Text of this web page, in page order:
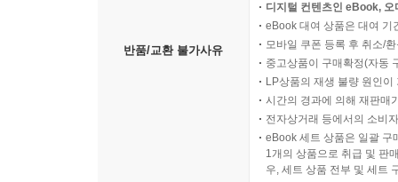
반품/교환 불가사유
디지털 컨텐츠인 eBook,
eBook 대여 상품은 대여 기
모바일 쿠폰 등록 후 취소/
중고상품이 구매확정(자동
LP상품의 재생 불량 원인
시간의 경과에 의해 재판매
전자상거래 등에서의 소비
eBook 세트 상품은 일괄 구
1개의 상품으로 취급 및 판
우, 세트 상품 전부 및 세트